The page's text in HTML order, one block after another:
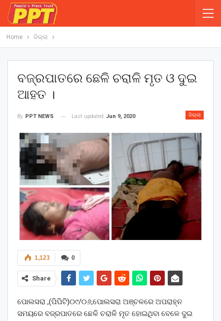
Home ଜିଲ୍ଲା
ବଜ୍ରପାତରେ ଛେଳି ଚରାଳି ମୃତ ଓ ଦୁଇ
ଆହତ ।
ଜିଲ୍ଲା
By PPT NEWS Last updated Jun 9, 2020
0
1,123
Share
ପୋଲସରା ,(ପିପିଟି)୦୯/୦୬,ପୋଲସରା ଅଞ୍ଚଳରେ ଅପରାହ୍ନ
ସମୟରେ ବଜ୍ରପାତରେ ଛେଳି ଚରାଳି ମୃତ ହୋଇଥିବା ବେଳେ ଦୁଇ